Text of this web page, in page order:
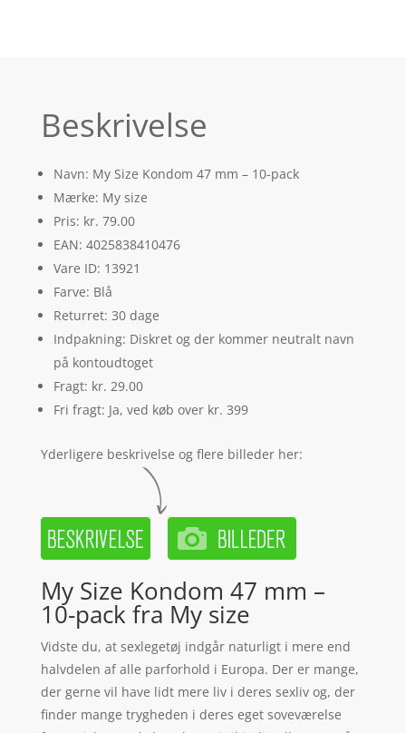
Beskrivelse
Navn: My Size Kondom 47 mm – 10-pack
Mærke: My size
Pris: kr. 79.00
EAN: 4025838410476
Vare ID: 13921
Farve: Blå
Returret: 30 dage
Indpakning: Diskret og der kommer neutralt navn
på kontoudtoget
Fragt: kr. 29.00
Fri fragt: Ja, ved køb over kr. 399
Yderligere beskrivelse og flere billeder her:
My Size Kondom 47 mm –
10-pack fra My size
Vidste du, at sexlegetøj indgår naturligt i mere end
halvdelen af alle parforhold i Europa. Der er mange,
der gerne vil have lidt mere liv i deres sexliv og, der
finder mange trygheden i deres eget soveværelse